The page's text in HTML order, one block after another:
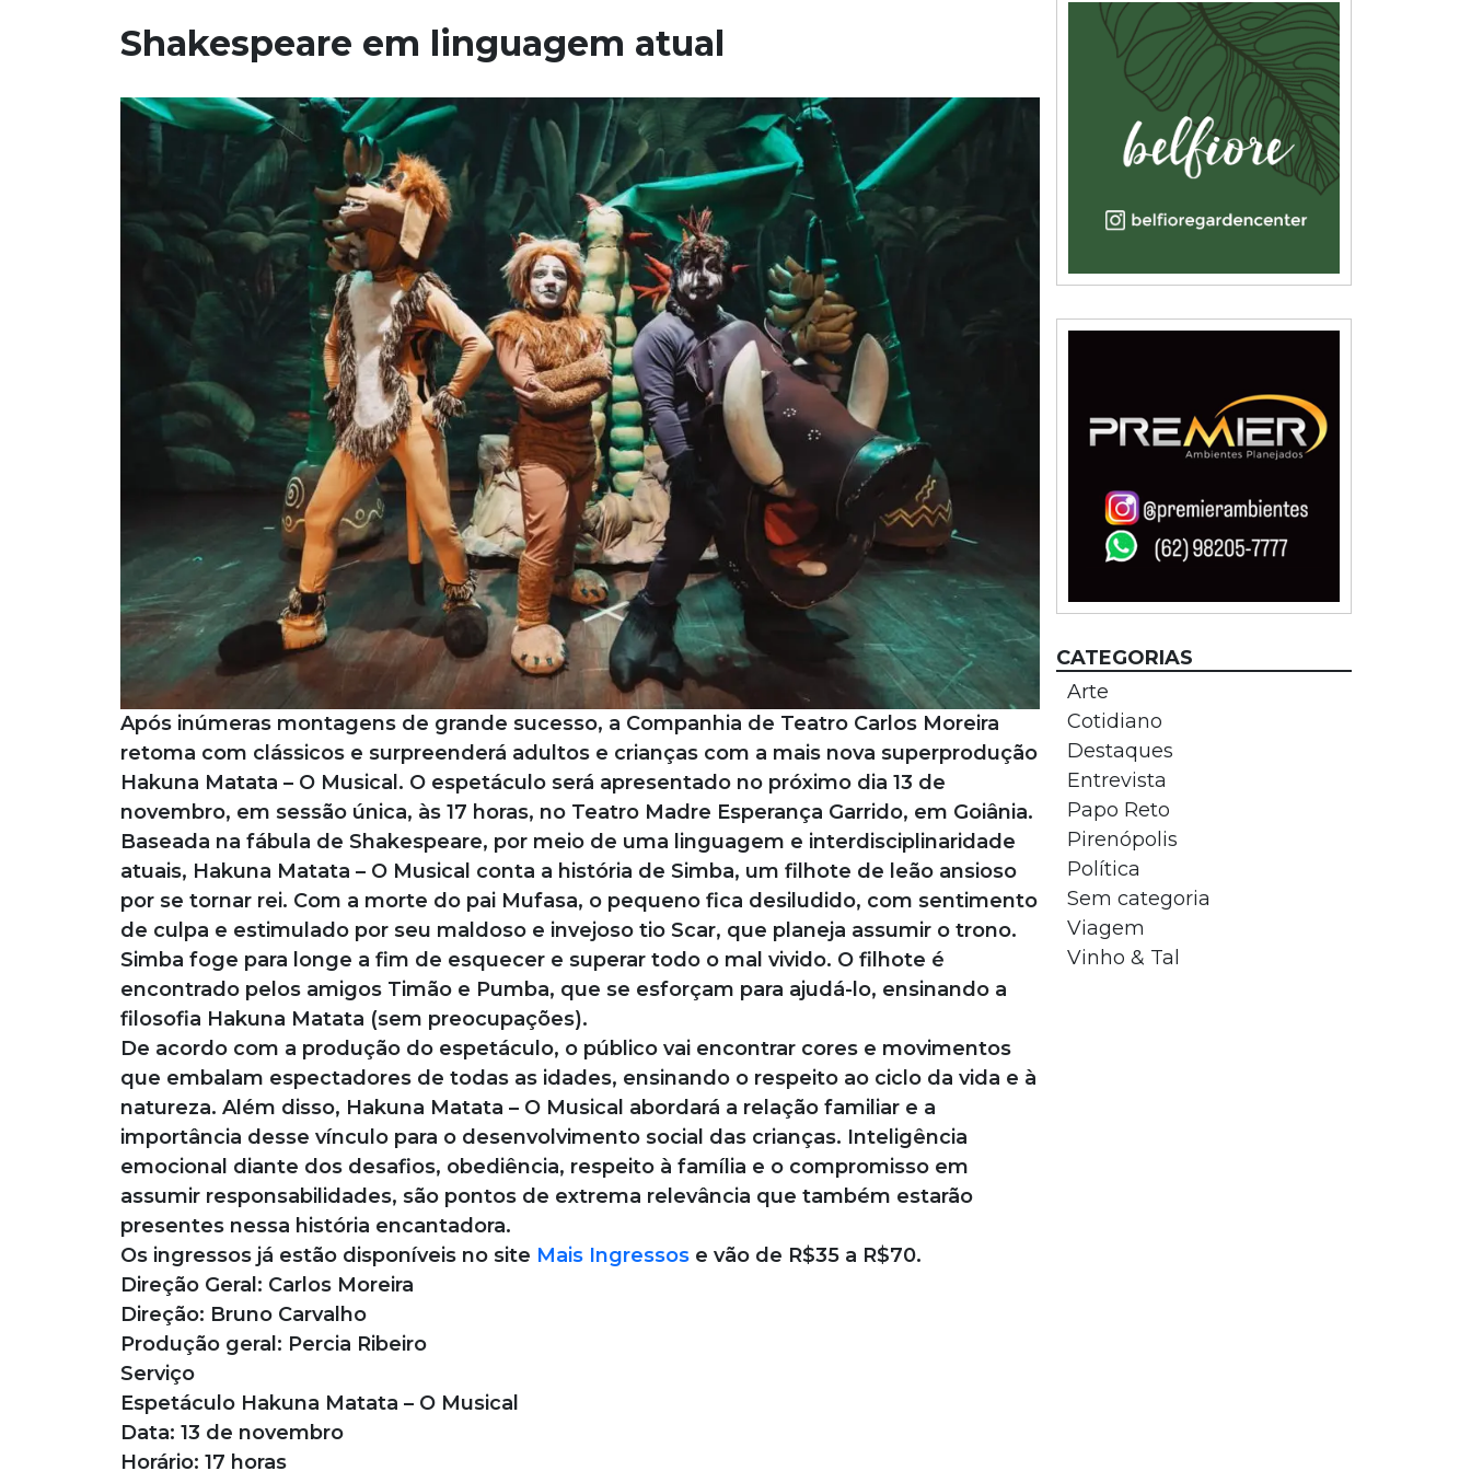
Shakespeare em linguagem atual
Após inúmeras montagens de grande sucesso, a Companhia de Teatro Carlos Moreira
retoma com clássicos e surpreenderá adultos e crianças com a mais nova superprodução
Hakuna Matata – O Musical. O espetáculo será apresentado no próximo dia 13 de
novembro, em sessão única, às 17 horas, no Teatro Madre Esperança Garrido, em Goiânia.
Baseada na fábula de Shakespeare, por meio de uma linguagem e interdisciplinaridade
atuais, Hakuna Matata – O Musical conta a história de Simba, um filhote de leão ansioso
por se tornar rei. Com a morte do pai Mufasa, o pequeno fica desiludido, com sentimento
de culpa e estimulado por seu maldoso e invejoso tio Scar, que planeja assumir o trono.
Simba foge para longe a fim de esquecer e superar todo o mal vivido. O filhote é
encontrado pelos amigos Timão e Pumba, que se esforçam para ajudá-lo, ensinando a
filosofia Hakuna Matata (sem preocupações).
De acordo com a produção do espetáculo, o público vai encontrar cores e movimentos
que embalam espectadores de todas as idades, ensinando o respeito ao ciclo da vida e à
natureza. Além disso, Hakuna Matata – O Musical abordará a relação familiar e a
importância desse vínculo para o desenvolvimento social das crianças. Inteligência
emocional diante dos desafios, obediência, respeito à família e o compromisso em
assumir responsabilidades, são pontos de extrema relevância que também estarão
presentes nessa história encantadora.
Os ingressos já estão disponíveis no site Mais Ingressose vão de R$35 a R$70.
Direção Geral: Carlos Moreira
Direção: Bruno Carvalho
Produção geral: Percia Ribeiro
Serviço
Espetáculo Hakuna Matata – O Musical
Data: 13 de novembro
Horário: 17 horas
CATEGORIAS
Arte
Cotidiano
Destaques
Entrevista
Papo Reto
Pirenópolis
Política
Sem categoria
Viagem
Vinho & Tal